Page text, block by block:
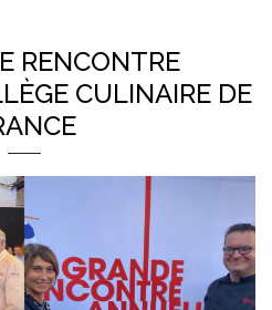
RENCONTRE
CULINAIRE DE